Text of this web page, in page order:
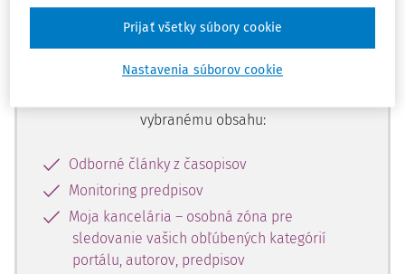
Odomknite si prístup k odbornému
obsahu a získajte prístup na 10 dní
zdarma, stačí sa len zaregistrovať.
vybranému obsahu:
Odborné články z časopisov
Monitoring predpisov
Moja kancelária – osobná zóna pre
sledovanie vašich obľúbených kategórií
portálu, autorov, predpisov
Nastavenia súborov cookie
Prijať všetky súbory cookie